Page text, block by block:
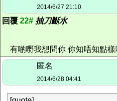
2014/6/27 21:10
回覆 22# 抽刀斷水
有啲嘢我想問你 你知唔知點樣
匿名
2014/6/28 04:41